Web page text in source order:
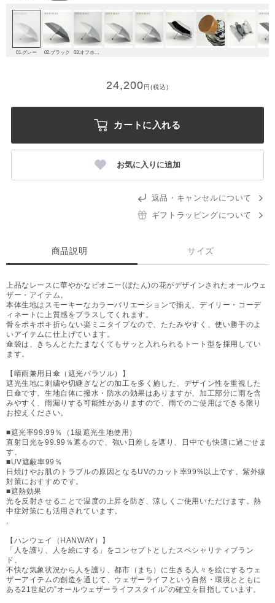
01.グレー 02.ブラック
24,200円(税込)
カートに入れる
お気に入りに追加
返品・キャンセルについて
ギフトラッピングについて
商品説明 サイズ
上品なレースに華やかなピオニー(ぼたん)の花がデザインされたオールウェ
ザー・アイテム。
本体生地はスモーキーなカラーバリエーションで揃え、デイリー・コーデ
ィネートに上質感をプラスしてくれます。
骨をポキポキ折らない楽ミニタイプなので、たたみやすく、使い勝手のよ
いアイテムに仕上げています。
傘袋は、きちんとたたまなくてもサッと入れられるトート型を採用してい
ます。
【晴雨兼用日傘（遮光パラソル）】
遮光生地に刺繍や切継ぎなどの加工を多く施した、デザイン性を重視した
日傘です。生地自体に撥水・防水の効果はありますが、加工部分に雨を含
みやすく、雨漏りする可能性がありますので、雨でのご使用はできる限り
お控えください。
■遮光率99.99％（1級遮光生地使用）
直射日光を99.99％遮るので、強い日差しを遮り、日中でも快適に過ごせま
す。
■UV遮蔽率99％
日焼けやお肌のトラブルの原因となるUVのカット率99%以上です。紫外線
対策におすすめです。
■遮熱効果
光を反射させることで温度の上昇を防ぎ、涼しくご使用いただけます。熱
中症対策にも活用されています。
【ハンウェイ（HANWAY）】
「人を護り、人を絵にする」をコンセプトとしたスペシャリティブラン
ド。
不快な気象状況から人を護り、都市（まち）に生きる人々を絵にするウェ
ザーアイテムの創造を通じて、ウェザーライフという自然・環境とともに
ある21世紀の”オールウェザーライフスタイル”の確立を目指しています。